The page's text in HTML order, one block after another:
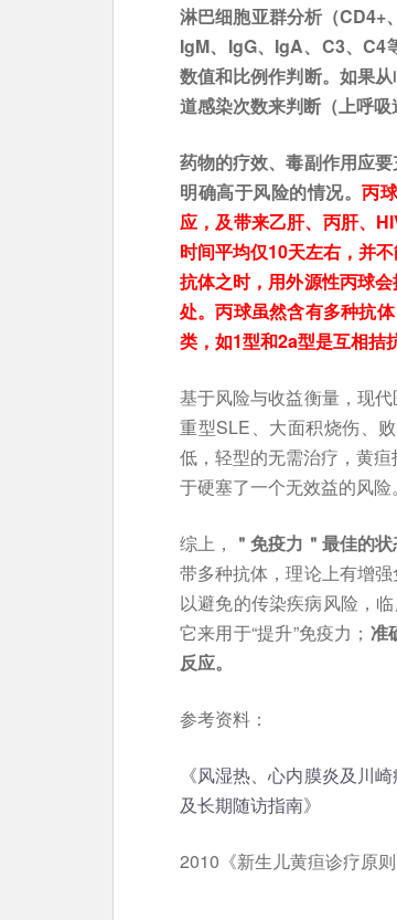
淋巴细胞亚群分析（CD4+
IgM、IgG、IgA、C3、C4
数值和比例作判断。如果
道感染次数来判断（上呼
药物的疗效、毒副作用应
明确高于风险的情况。 丙
应，及带来乙肝、丙肝、
时间平均仅10天左右，并
抗体之时，用外源性丙球
处。丙球虽然含有多种抗
类，如1型和2a型是互相拮
基于风险与收益衡量，现
重型SLE、大面积烧伤、
低，轻型的无需治疗，黄
于硬塞了一个无效益的风险。
综上， ＂免疫力＂最佳的
带多种抗体，理论上有增
以避免的传染疾病风险，
它来用于“提升”免疫力； 准
反应。
参考资料：
《风湿热、心内膜炎及川
及长期随访指南》
2010《新生儿黄疸诊疗原